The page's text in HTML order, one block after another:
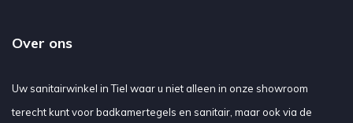
Over ons
Uw sanitairwinkel in Tiel waar u niet alleen in onze showroom
terecht kunt voor badkamertegels en sanitair, maar ook via de